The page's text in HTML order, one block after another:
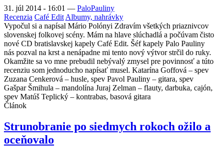
31. júl 2014 - 16:01 — PaloPauliny
Recenzia Café Edit Albumy, nahrávky
Vypočul si a napísal Mário Polónyi Zdravím všetkých priaznivcov
slovenskej folkovej scény. Mám na hlave slúchadlá a počúvam čisto
nové CD bratislavskej kapely Café Edit. Šéf kapely Palo Pauliny
nás pozval na krst a nenápadne mi tento nový výtvor strčil do ruky.
Okamžite sa vo mne prebudil nebývalý zmysel pre povinnosť a túto
recenziu som jednoducho napísať musel. Katarína Goffová – spev
Zuzana Cenkerová – husle, spev Pavol Pauliny – gitara, spev
Gašpar Šmihula – mandolína Juraj Zelman – flauty, darbuka, cajón,
spev Matúš Teplický – kontrabas, basová gitara
Článok
Strunobranie po siedmych rokoch ožilo a
oceňovalo